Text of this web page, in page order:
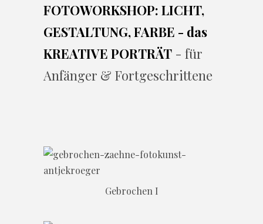
FOTOWORKSHOP: LICHT,
GESTALTUNG, FARBE - das
KREATIVE PORTRÄT - für
Anfänger & Fortgeschrittene
Gebrochen I